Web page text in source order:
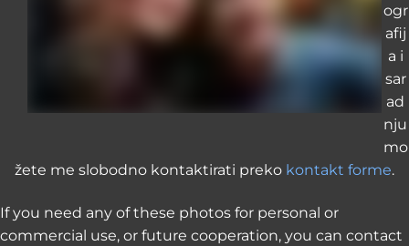
ogr
afij
a i
sar
ad
nju
mo
žete me slobodno kontaktirati preko kontakt forme.
If you need any of these photos for personal or
commercial use, or future cooperation, you can contact